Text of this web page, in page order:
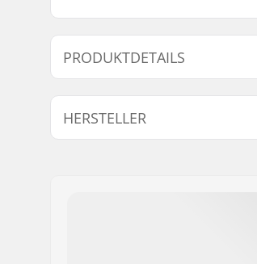
PRODUKTDETAILS
Innendurchmesser :
HERSTELLER